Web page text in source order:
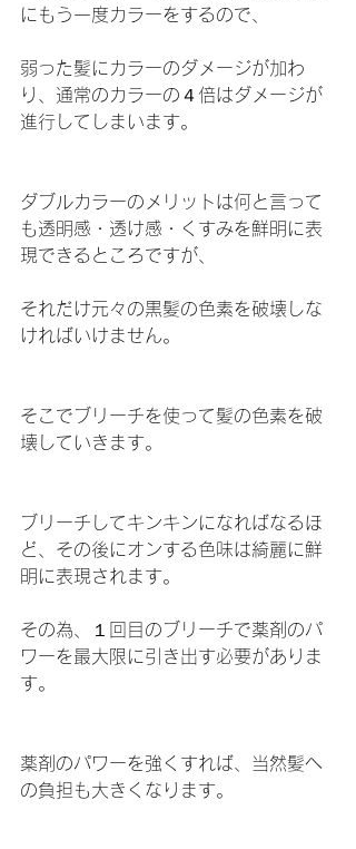
にもう一度カラーをするので、
弱った髪にカラーのダメージが加わ
り、通常のカラーの４倍はダメージが
進行してしまいます。
ダブルカラーのメリットは何と言って
も透明感・透け感・くすみを鮮明に表
現できるところですが、
それだけ元々の黒髪の色素を破壊しな
ければいけません。
そこでブリーチを使って髪の色素を破
壊していきます。
ブリーチしてキンキンになればなるほ
ど、その後にオンする色味は綺麗に鮮
明に表現されます。
その為、１回目のブリーチで薬剤のパ
ワーを最大限に引き出す必要がありま
す。
薬剤のパワーを強くすれば、当然髪へ
の負担も大きくなります。